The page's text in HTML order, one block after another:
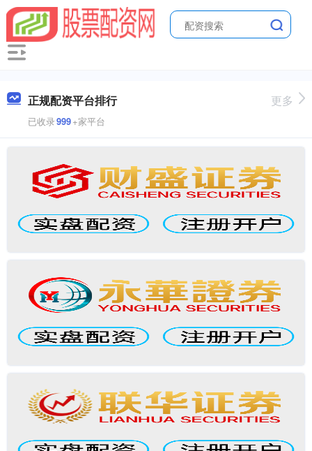
正规配资平台排行
已收录999+家平台
更多